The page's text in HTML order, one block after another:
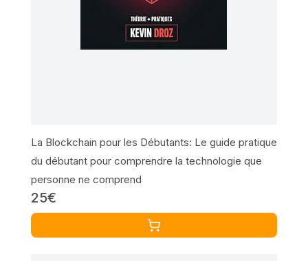
La Blockchain pour les Débutants: Le guide pratique
du débutant pour comprendre la technologie que
personne ne comprend
25€